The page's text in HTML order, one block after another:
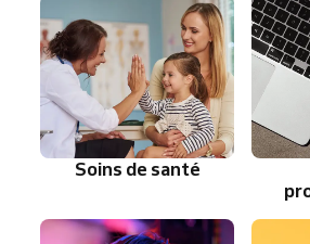
Soins de santé